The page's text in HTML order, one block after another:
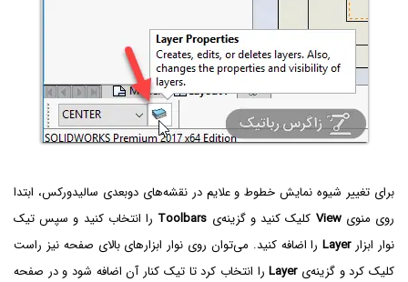
برای تغییر شیوه نمایش خطوط و علایم در نقشه‌های دوبعدی سالیدورکس، ابتدا
روی منویView کلیک کنید و گزینه‌ی Toolbars را انتخاب کنید و سپس تیک
نوار ابزارLayerرا اضافه کنید. می‌توان روی نوار ابزارهای بالای صفحه نیز راست
کلیک کرد و گزینه‌یLayerرا انتخاب کرد تا تیک کنار آن اضافه شود و در صفحه